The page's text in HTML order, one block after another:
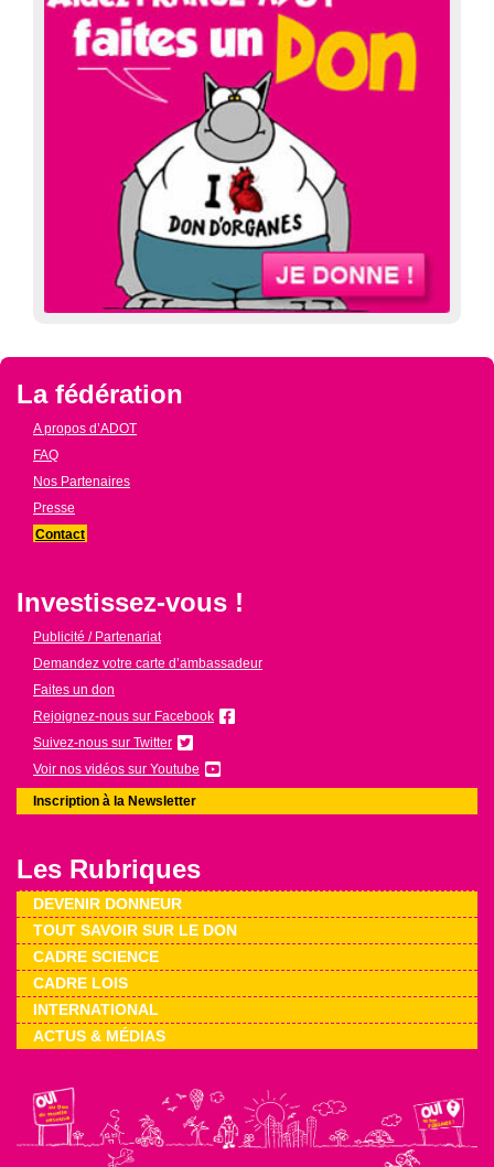
La fédération
A propos d’ADOT
FAQ
Nos Partenaires
Presse
Contact
Investissez-vous !
Publicité / Partenariat
Demandez votre carte d’ambassadeur
Faites un don
Rejoignez-nous sur Facebook
Suivez-nous sur Twitter
Voir nos vidéos sur Youtube
Inscription à la Newsletter
Les Rubriques
DEVENIR DONNEUR
TOUT SAVOIR SUR LE DON
CADRE SCIENCE
CADRE LOIS
INTERNATIONAL
ACTUS & MÉDIAS